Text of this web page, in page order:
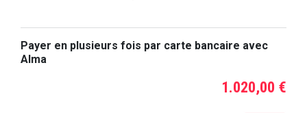
Payer en plusieurs fois par carte bancaire avec
Alma
1.020,00 €